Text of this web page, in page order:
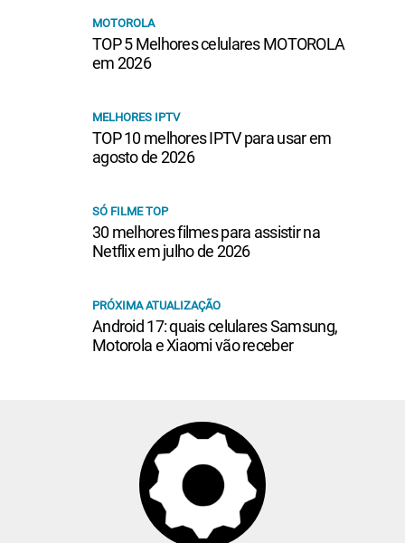
MOTOROLA
TOP 5 Melhores celulares MOTOROLA
em 2026
MELHORES IPTV
TOP 10 melhores IPTV para usar em
agosto de 2026
SÓ FILME TOP
30 melhores filmes para assistir na
Netflix em julho de 2026
PRÓXIMA ATUALIZAÇÃO
Android 17: quais celulares Samsung,
Motorola e Xiaomi vão receber